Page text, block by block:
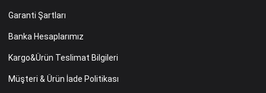
Garanti Şartları
Banka Hesaplarımız
Kargo&Ürün Teslimat Bilgileri
Müşteri & Ürün İade Politikası